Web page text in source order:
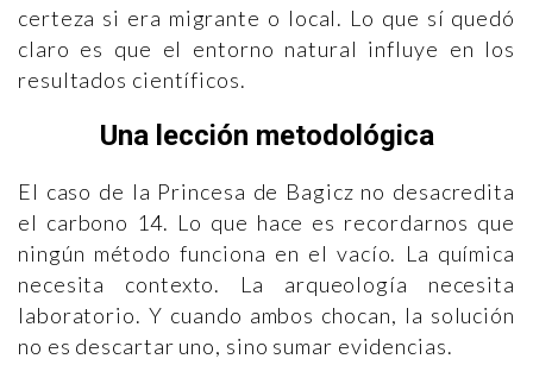
certeza si era migrante o local. Lo que sí quedó
claro es que el entorno natural influye en los
resultados científicos.
Una lección metodológica
El caso de la Princesa de Bagicz no desacredita
el carbono 14. Lo que hace es recordarnos que
ningún método funciona en el vacío. La química
necesita contexto. La arqueología necesita
laboratorio. Y cuando ambos chocan, la solución
no es descartar uno, sino sumar evidencias.